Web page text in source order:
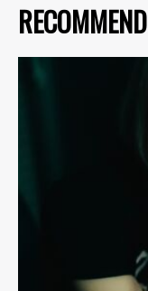
RECOMMEND